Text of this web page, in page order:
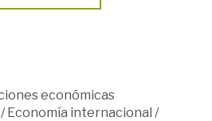
económicas
/Economía internacional /